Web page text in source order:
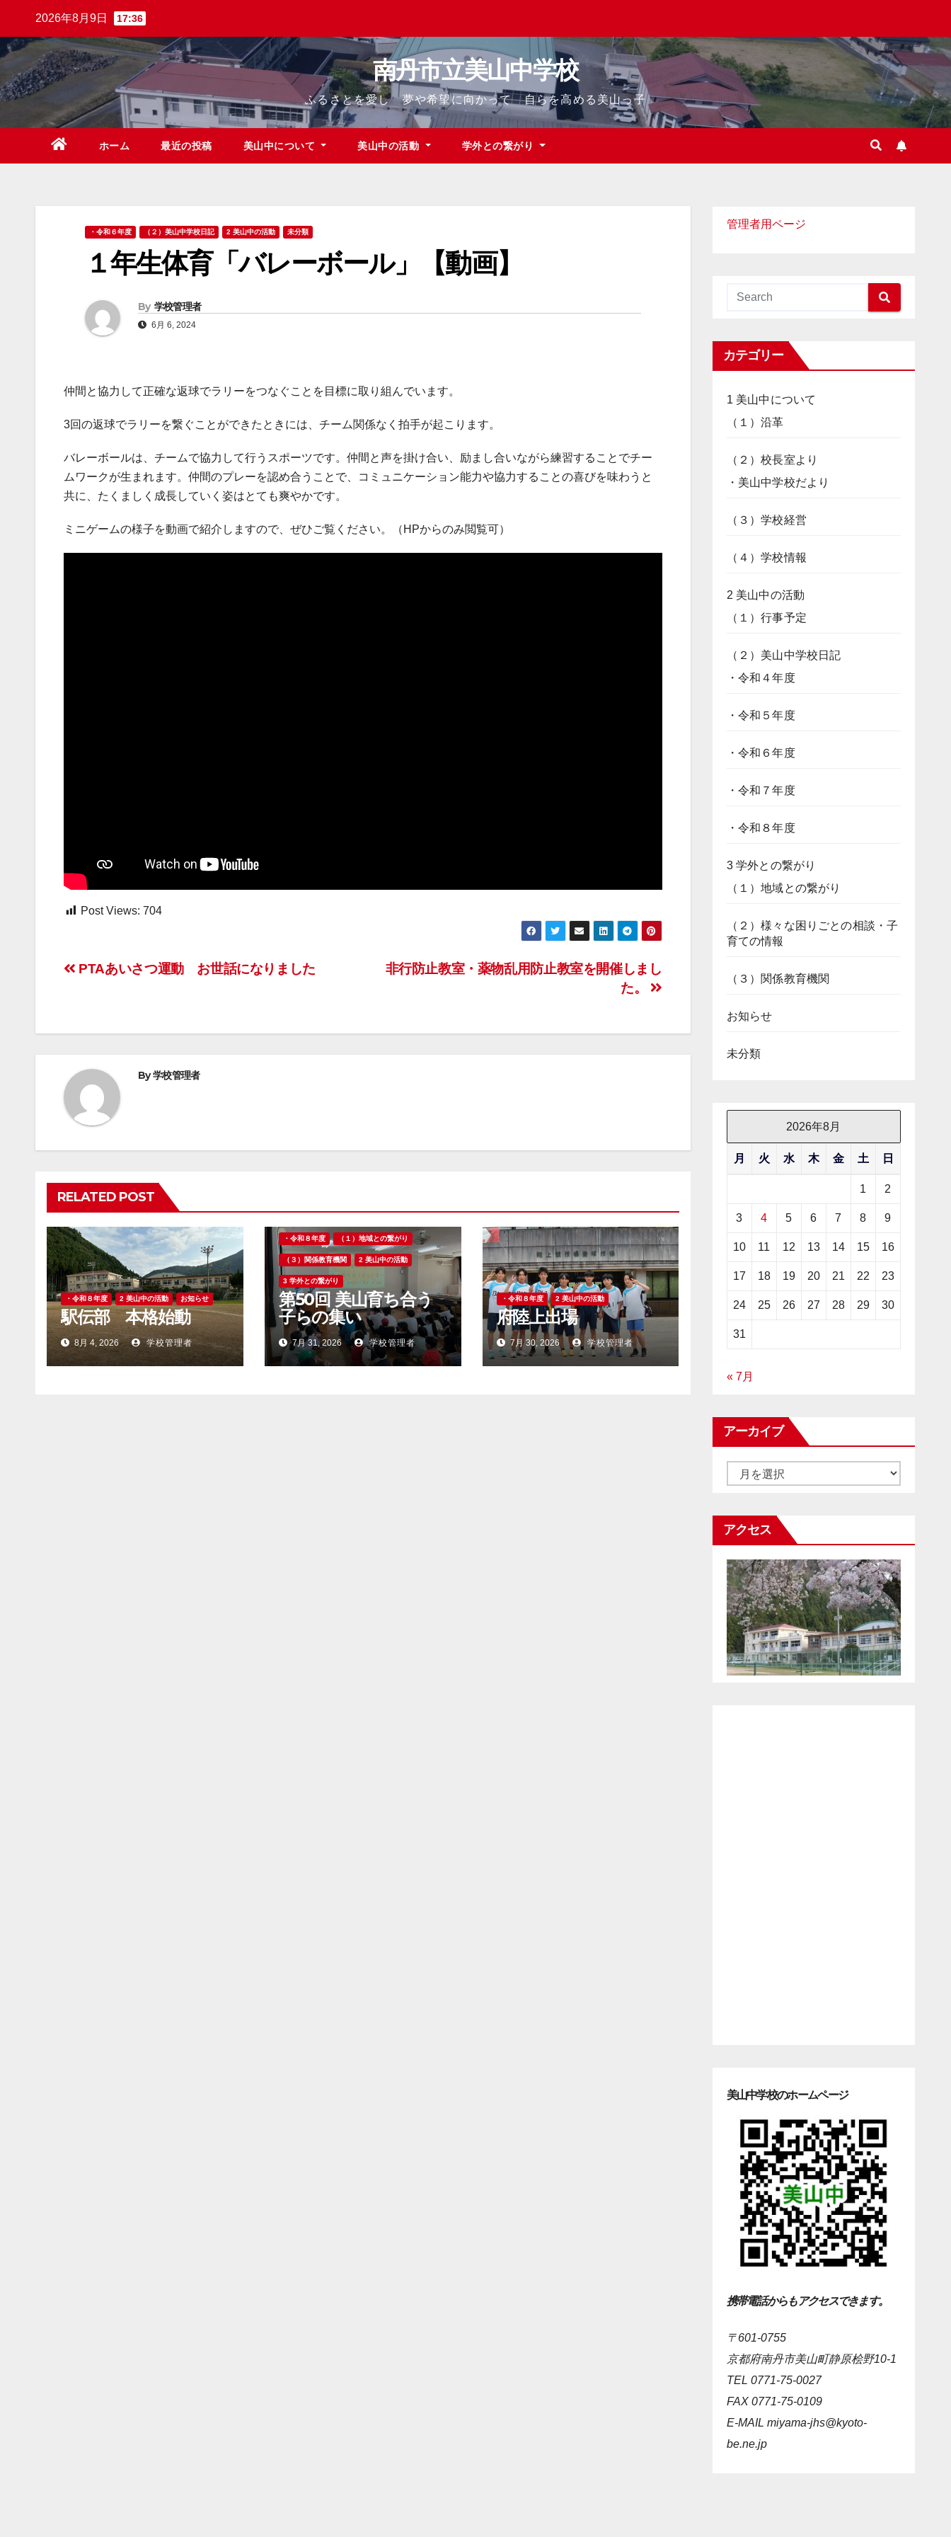
content
2026年8月9日 17:36
南丹市立美山中学校
ふるさとを愛し 夢や希望に向かって 自らを高める美山っ子
ホーム 最近の投稿 美山中について 美山中の活動 学外との繋がり
・令和６年度 （２）美山中学校日記 2 美山中の活動 未分類
１年生体育「バレーボール」【動画】
By 学校管理者
6月 6, 2024
仲間と協力して正確な返球でラリーをつなぐことを目標に取り組んでいます。
3回の返球でラリーを繋ぐことができたときには、チーム関係なく拍手が起こります。
バレーボールは、チームで協力して行うスポーツです。仲間と声を掛け合い、励まし合いながら練習することでチー
ムワークが生まれます。仲間のプレーを認め合うことで、コミュニケーション能力や協力することの喜びを味わうと
共に、たくましく成長していく姿はとても爽やかです。
ミニゲームの様子を動画で紹介しますので、ぜひご覧ください。（HPからのみ閲覧可）
Post Views: 704
投
ナ
ゲ
ー
シ
ョ
ン
非行防止教室・薬物乱用防止教室を開催しまし
た。
PTAあいさつ運動 お世話になりました
By学校管理者
RELATED POST
・令和８年度 2 美山中の活動 お知らせ
駅伝部 本格始動
8月 4, 2026 学校管理者
・令和８年度 （１）地域との繋がり
（３）関係教育機関 2 美山中の活動
3 学外との繋がり
第50回 美山育ち合う
子らの集い
7月 31, 2026 学校管理者
・令和８年度 2 美山中の活動
府陸上出場
7月 30, 2026 学校管理者
管理者用ページ
カテゴリー
1 美山中について
（１）沿革
（２）校長室より
・美山中学校だより
（３）学校経営
（４）学校情報
2 美山中の活動
（１）行事予定
（２）美山中学校日記
・令和４年度
・令和５年度
・令和６年度
・令和７年度
・令和８年度
3 学外との繋がり
（１）地域との繋がり
（２）様々な困りごとの相談・子
育ての情報
（３）関係教育機関
お知らせ
未分類
2026年8月
月 火 水 木 金 土 日
1 2
3 4 5 6 7 8 9
10 11 12 13 14 15 16
17 18 19 20 21 22 23
24 25 26 27 28 29 30
31
« 7月
アーカイブ
カ
イ
アクセス
美山中学校のホームページ
携帯電話からもアクセスできます。
〒601-0755
京都府南丹市美山町静原桧野10-1
TEL 0771-75-0027
FAX 0771-75-0109
E-MAIL miyama-jhs@kyoto-
be.ne.jp